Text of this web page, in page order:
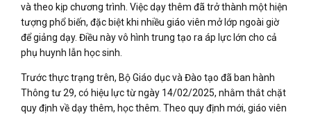
và theo kịp chương trình. Việc dạy thêm đã trở thành một hiện
tượng phổ biến, đặc biệt khi nhiều giáo viên mở lớp ngoài giờ
để giảng dạy. Điều này vô hình trung tạo ra áp lực lớn cho cả
phụ huynh lẫn học sinh.
Trước thực trạng trên, Bộ Giáo dục và Đào tạo đã ban hành
Thông tư 29, có hiệu lực từ ngày 14/02/2025, nhằm thắt chặt
quy định về dạy thêm, học thêm. Theo quy định mới, giáo viên